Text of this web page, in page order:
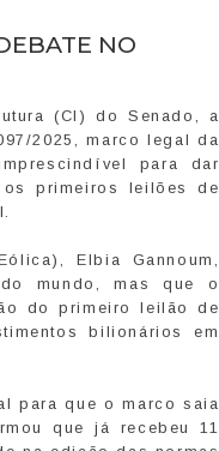
NO
(CI) do Senado, a
2025, marco legal da
para dar
primeiros leilões de
Elbia Gannoum,
mundo, mas que o
do primeiro leilão de
bilionários em
para que o marco saia
que já recebeu 11